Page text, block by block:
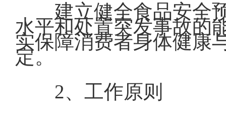
建立健全食品安全
水平和处置突发事故的
实保障消费者身体健康
定。
2、工作原则